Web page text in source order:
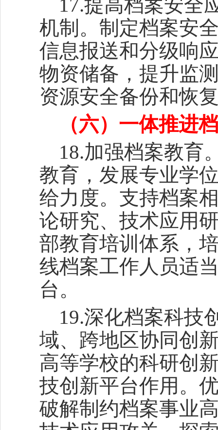
17.提高档案安全
机制。制定档案安
信息报送和分级响
物资储备，提升监
资源安全备份和恢
（六）一体推进
18.加强档案教育
教育，发展专业学
给力度。支持档案
论研究、技术应用
部教育培训体系，
线档案工作人员适
台。
19.深化档案科技
域、跨地区协同创
高等学校的科研创
技创新平台作用。
破解制约档案事业